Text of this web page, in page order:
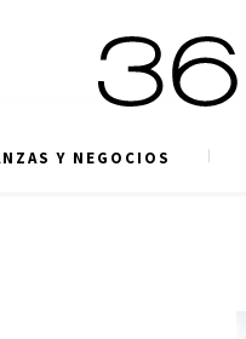
Y NEGOCIOS